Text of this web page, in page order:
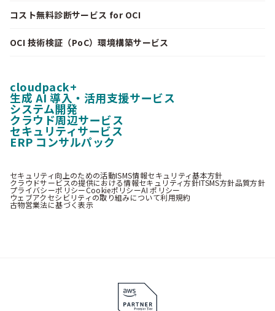
コスト無料診断サービス for OCI
OCI 技術検証（PoC）環境構築サービス
cloudpack+
生成 AI 導入・活用支援サービス
システム開発
クラウド周辺サービス
セキュリティサービス
ERP コンサルパック
セキュリティ向上のための活動ISMS情報セキュリティ基本方針
クラウドサービスの提供における情報セキュリティ方針ITSMS方針品質方針
プライバシーポリシーCookieポリシーAI ポリシー
ウェブアクセシビリティの取り組みについて利用規約
古物営業法に基づく表示